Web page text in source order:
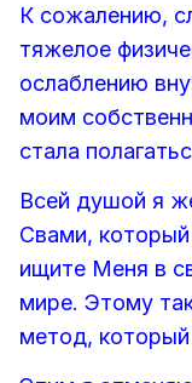
К сожалению,
тяжелое
ослаблению
моим
стала
Всей душой я
Свами, который
ищите Меня в
мире. Этому
метод,